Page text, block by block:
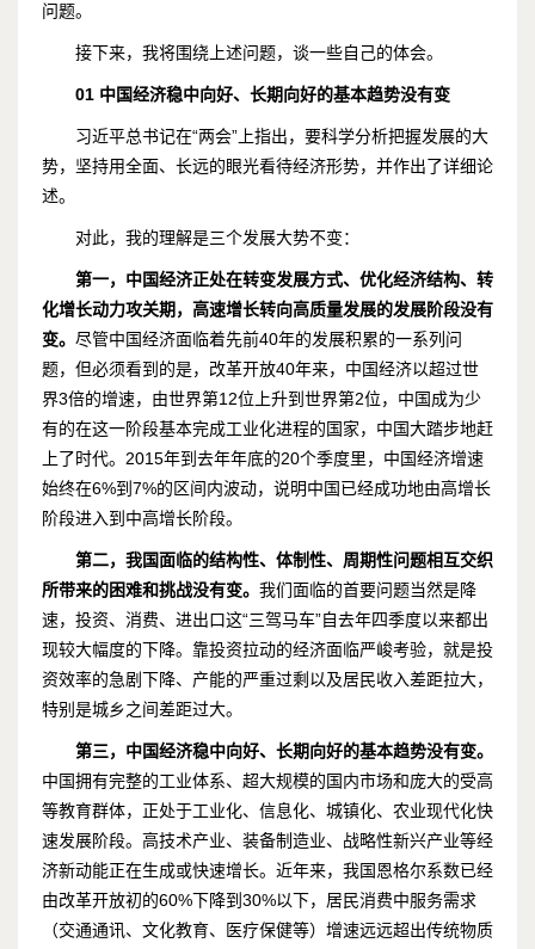
问题。
接下来，我将围绕上述问题，谈一些自己的体会。
01 中国经济稳中向好、长期向好的基本趋势没有变
习近平总书记在“两会”上指出，要科学分析把握发展的大
势，坚持用全面、长远的眼光看待经济形势，并作出了详细论
述。
对此，我的理解是三个发展大势不变：
第一，中国经济正处在转变发展方式、优化经济结构、转
化增长动力攻关期，高速增长转向高质量发展的发展阶段没有
变。 尽管中国经济面临着先前40年的发展积累的一系列问
题，但必须看到的是，改革开放40年来，中国经济以超过世
界3倍的增速，由世界第12位上升到世界第2位，中国成为少
有的在这一阶段基本完成工业化进程的国家，中国大踏步地赶
上了时代。2015年到去年年底的20个季度里，中国经济增速
始终在6%到7%的区间内波动，说明中国已经成功地由高增长
阶段进入到中高增长阶段。
第二，我国面临的结构性、体制性、周期性问题相互交织
所带来的困难和挑战没有变。 我们面临的首要问题当然是降
速，投资、消费、进出口这“三驾马车”自去年四季度以来都出
现较大幅度的下降。靠投资拉动的经济面临严峻考验，就是投
资效率的急剧下降、产能的严重过剩以及居民收入差距拉大，
特别是城乡之间差距过大。
第三，中国经济稳中向好、长期向好的基本趋势没有变。
中国拥有完整的工业体系、超大规模的国内市场和庞大的受高
等教育群体，正处于工业化、信息化、城镇化、农业现代化快
速发展阶段。高技术产业、装备制造业、战略性新兴产业等经
济新动能正在生成或快速增长。近年来，我国恩格尔系数已经
由改革开放初的60%下降到30%以下，居民消费中服务需求
（交通通讯、文化教育、医疗保健等）增速远远超出传统物质